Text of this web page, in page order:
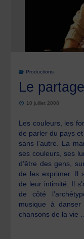
Productions
Le
10 juillet 2008
Les couleurs, les
de parler du pays et
sans l’autre. La
ses couleurs, ses
d’être des gens,
de les exprimer. Il
de leur intimité. Il
de côté
musique à
chansons de la vie …